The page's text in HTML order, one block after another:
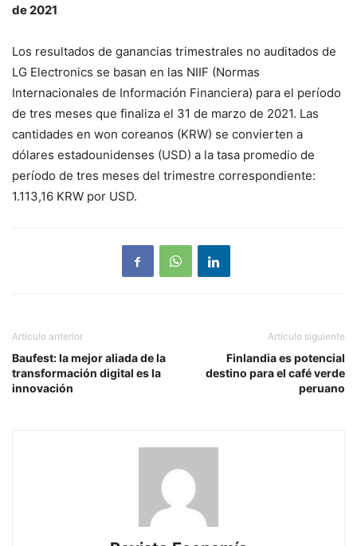
de 2021
Los resultados de ganancias trimestrales no auditados de
LG Electronics se basan en las NIIF (Normas
Internacionales de Información Financiera) para el período
de tres meses que finaliza el 31 de marzo de 2021. Las
cantidades en won coreanos (KRW) se convierten a
dólares estadounidenses (USD) a la tasa promedio de
período de tres meses del trimestre correspondiente:
1.113,16 KRW por USD.
Artículo anterior
Baufest: la mejor aliada de la
transformación digital es la
innovación
Artículo siguiente
Finlandia es potencial
destino para el café verde
peruano